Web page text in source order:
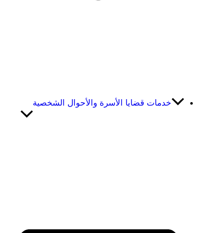
خدمات قضايا الأسرة والأحوال الشخصية